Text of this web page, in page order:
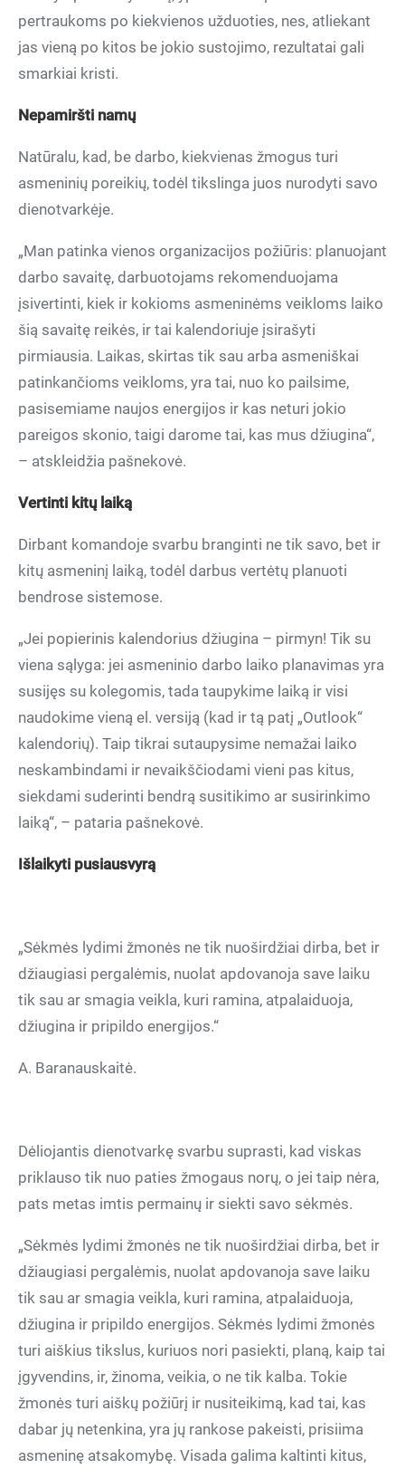
pertraukoms po kiekvienos užduoties, nes, atliekant
jas vieną po kitos be jokio sustojimo, rezultatai gali
smarkiai kristi.
Nepamiršti namų
Natūralu, kad, be darbo, kiekvienas žmogus turi
asmeninių poreikių, todėl tikslinga juos nurodyti savo
dienotvarkėje.
„Man patinka vienos organizacijos požiūris: planuojant
darbo savaitę, darbuotojams rekomenduojama
įsivertinti, kiek ir kokioms asmeninėms veikloms laiko
šią savaitę reikės, ir tai kalendoriuje įsirašyti
pirmiausia. Laikas, skirtas tik sau arba asmeniškai
patinkančioms veikloms, yra tai, nuo ko pailsime,
pasisemiame naujos energijos ir kas neturi jokio
pareigos skonio, taigi darome tai, kas mus džiugina“,
– atskleidžia pašnekovė.
Vertinti kitų laiką
Dirbant komandoje svarbu branginti ne tik savo, bet ir
kitų asmeninį laiką, todėl darbus vertėtų planuoti
bendrose sistemose.
„Jei popierinis kalendorius džiugina – pirmyn! Tik su
viena sąlyga: jei asmeninio darbo laiko planavimas yra
susijęs su kolegomis, tada taupykime laiką ir visi
naudokime vieną el. versiją (kad ir tą patį „Outlook“
kalendorių). Taip tikrai sutaupysime nemažai laiko
neskambindami ir nevaikščiodami vieni pas kitus,
siekdami suderinti bendrą susitikimo ar susirinkimo
laiką“, – pataria pašnekovė.
Išlaikyti pusiausvyrą
„Sėkmės lydimi žmonės ne tik nuoširdžiai dirba, bet ir
džiaugiasi pergalėmis, nuolat apdovanoja save laiku
tik sau ar smagia veikla, kuri ramina, atpalaiduoja,
džiugina ir pripildo energijos.“
A. Baranauskaitė.
Dėliojantis dienotvarkę svarbu suprasti, kad viskas
priklauso tik nuo paties žmogaus norų, o jei taip nėra,
pats metas imtis permainų ir siekti savo sėkmės.
„Sėkmės lydimi žmonės ne tik nuoširdžiai dirba, bet ir
džiaugiasi pergalėmis, nuolat apdovanoja save laiku
tik sau ar smagia veikla, kuri ramina, atpalaiduoja,
džiugina ir pripildo energijos. Sėkmės lydimi žmonės
turi aiškius tikslus, kuriuos nori pasiekti, planą, kaip tai
įgyvendins, ir, žinoma, veikia, o ne tik kalba. Tokie
žmonės turi aiškų požiūrį ir nusiteikimą, kad tai, kas
dabar jų netenkina, yra jų rankose pakeisti, prisiima
asmeninę atsakomybę. Visada galima kaltinti kitus,